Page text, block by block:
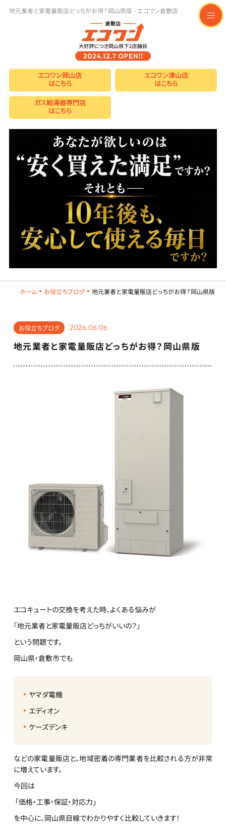
地元業者と家電量販店どっちがお得？岡山県版 - エコワン倉敷店
エコワン岡山店
はこちら
エコワン津山店
はこちら
ガス給湯器専門店
はこちら
t
o
n
i
o
ホーム お役立ちブログ 地元業者と家電量販店どっちがお得？岡山県版
お役立ちブログ 2026.06.06
地元業者と家電量販店どっちがお得？岡山県版
エコキュートの交換を考えた時、よくある悩みが
「地元業者と家電量販店どっちがいいの？」
という問題です。
岡山県・倉敷市でも
ヤマダ電機
エディオン
ケーズデンキ
などの家電量販店と、地域密着の専門業者を比較される方が非常
に増えています。
今回は
「価格・工事・保証・対応力」
を中心に、岡山県目線でわかりやすく比較していきます！